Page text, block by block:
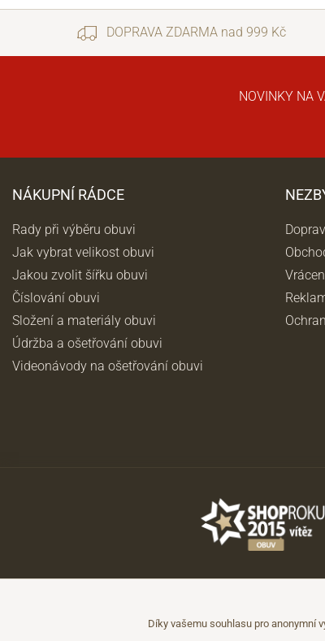
DOPRAVA ZDARMA nad 999 Kč
NOVINKY NA
NÁKUPNÍ RÁDCE
Rady při výběru obuvi
Jak vybrat velikost obuvi
Jakou zvolit šířku obuvi
Číslování obuvi
Složení a materiály obuvi
Údržba a ošetřování obuvi
Videonávody na ošetřování obuvi
Simplia.cz.
Díky vašemu souhlasu pro anonymní